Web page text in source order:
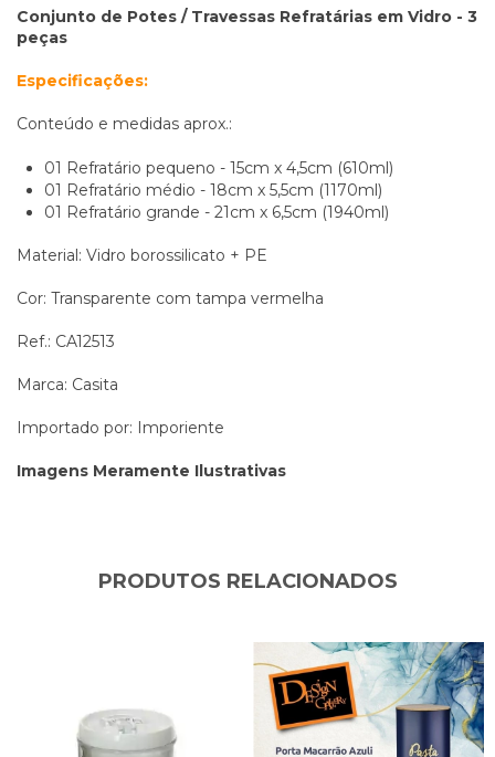
Conjunto de Potes / Travessas Refratárias em Vidro - 3
peças
Especificações:
Conteúdo e medidas aprox.:
01 Refratário pequeno - 15cm x 4,5cm (610ml)
01 Refratário médio - 18cm x 5,5cm (1170ml)
01 Refratário grande - 21cm x 6,5cm (1940ml)
Material: Vidro borossilicato + PE
Cor: Transparente com tampa vermelha
Ref.: CA12513
Marca: Casita
Importado por: Imporiente
Imagens Meramente Ilustrativas
PRODUTOS RELACIONADOS